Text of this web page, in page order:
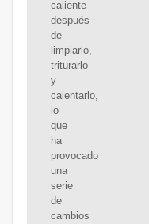
caliente
después
de
limpiarlo,
triturarlo
y
calentarlo,
lo
que
ha
provocado
una
serie
de
cambios